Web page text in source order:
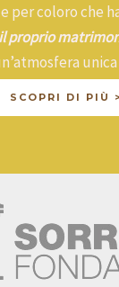
per coloro che
proprio
SCOPRI DI PIÙ